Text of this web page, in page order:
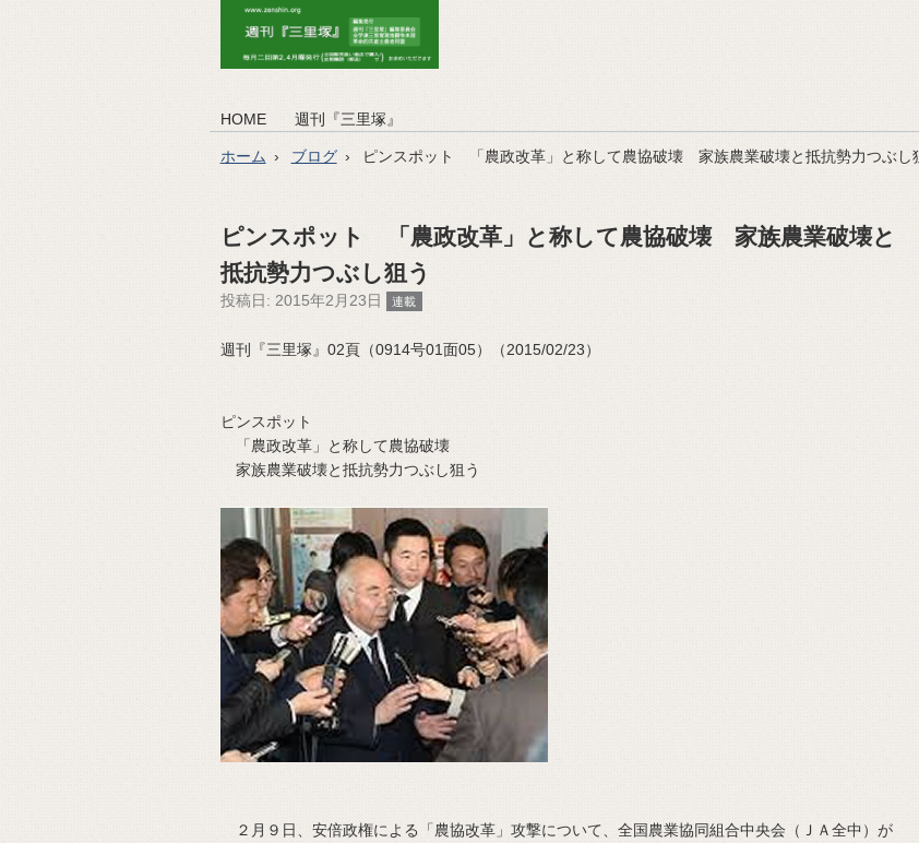
HOME 週刊『三里塚』
ホーム ブログ ピンスポット 「農政改革」と称して農協破壊 家族農業破壊と抵抗勢力つぶし
ピンスポット 「農政改革」と称して農協破壊 家族農業破壊と
抵抗勢力つぶし狙う
投稿日: 2015年2月23日 連載
週刊『三里塚』02頁（0914号01面05）（2015/02/23）
ピンスポット
「農政改革」と称して農協破壊
家族農業破壊と抵抗勢力つぶし狙う
２月９日、安倍政権による「農協改革」攻撃について、全国農業協同組合中央会（ＪＡ全中）が